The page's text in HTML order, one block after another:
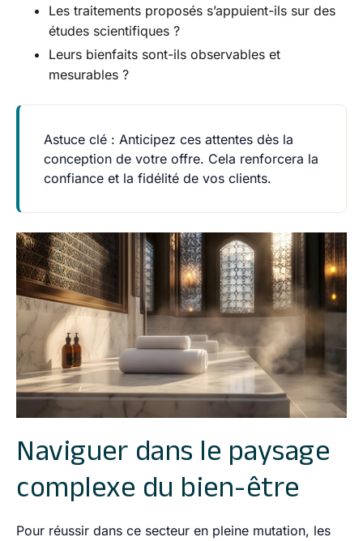
Les traitements proposés s’appuient-ils sur des
études scientifiques ?
Leurs bienfaits sont-ils observables et
mesurables ?
Astuce clé : Anticipez ces attentes dès la
conception de votre offre. Cela renforcera la
confiance et la fidélité de vos clients.
Naviguer dans le paysage
complexe du bien-être
Pour réussir dans ce secteur en pleine mutation, les